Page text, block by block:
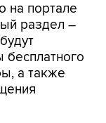
на портале
раздел –
а также